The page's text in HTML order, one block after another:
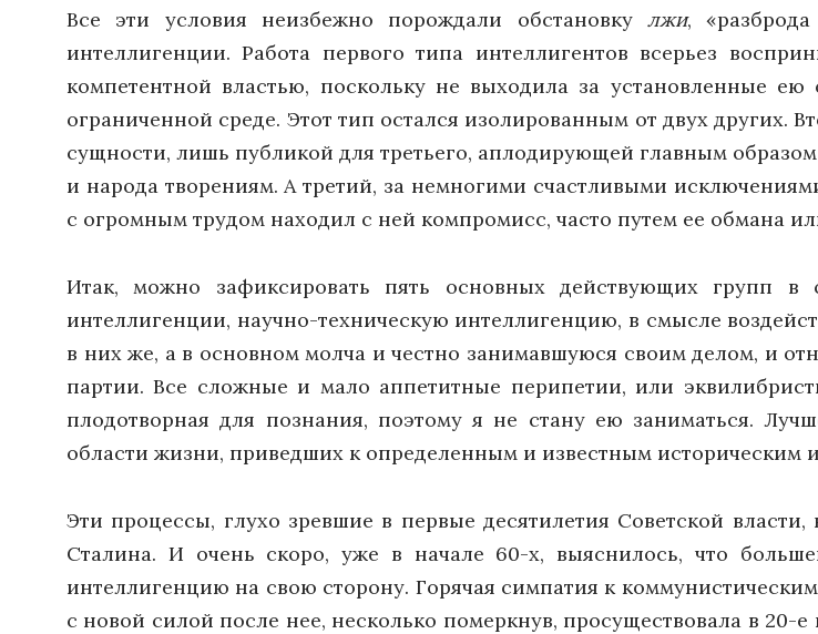
Все эти условия неизбежно порождали обстановку лжи,
интеллигенции. Работа первого типа интеллигентов всерьез
компетентной властью, поскольку не выходила за установленные
ограниченной среде. Этот тип остался изолированным от двух
сущности, лишь публикой для третьего, аплодирующей главным
и народа творениям. А третий, за немногими счастливыми
с огромным трудом находил с ней компромисс, часто путем ее обмана
Итак, можно зафиксировать пять основных действующих групп
интеллигенции, научно-техническую интеллигенцию, в смысле
в них же, а в основном молча и честно занимавшуюся своим делом, и
партии. Все сложные и мало аппетитные перипетии, или
плодотворная для познания, поэтому я не стану ею заниматься.
области жизни, приведших к определенным и известным историческим
Эти процессы, глухо зревшие в первые десятилетия Советской
Сталина. И очень скоро, уже в начале 60-х, выяснилось, что
интеллигенцию на свою сторону. Горячая симпатия к
с новой силой после нее, несколько померкнув, просуществовала в